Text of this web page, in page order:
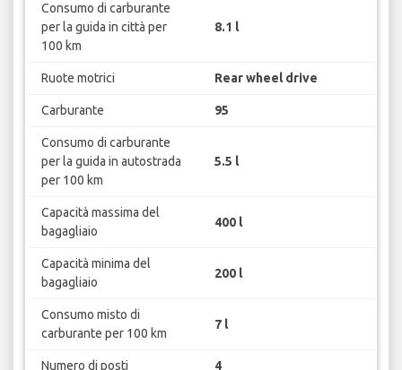
Consumo di carburante
per la guida in città per
100 km
8.1 l
Ruote motrici Rear wheel drive
Carburante 95
Consumo di carburante
per la guida in autostrada
per 100 km
5.5 l
Capacità massima del
bagagliaio
400 l
Capacità minima del
bagagliaio
200 l
Consumo misto di
carburante per 100 km
7 l
Numero di posti 4